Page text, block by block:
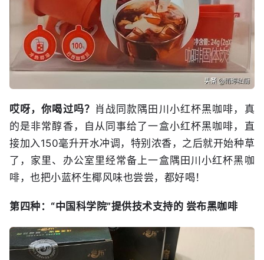
哎呀，你喝过吗？ 肖战同款隅田川小红杯黑咖啡，真
的是非常醇香，自从同事给了一盒小红杯黑咖啡，直
接加入150毫升开水冲调，特别浓香，之后就开始种草
了，家里、办公室里经常备上一盒隅田川小红杯黑咖
啡，也把小蓝杯生椰风味也尝尝，都好喝！
第四种：“中国科学院”提供技术支持的 尝布黑咖啡